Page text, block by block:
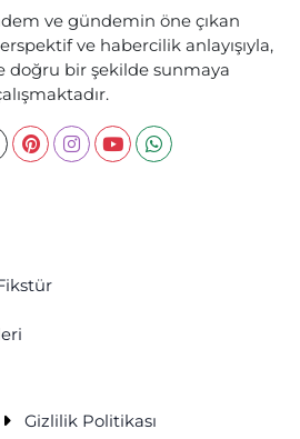
ve gündemin öne çıkan
ve habercilik anlayışıyla,
doğru bir şekilde sunmaya
Gizlilik Politikası